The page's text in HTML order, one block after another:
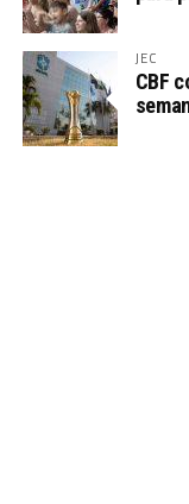
JEC
CBF